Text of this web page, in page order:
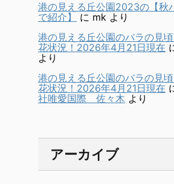
港の見える丘公園2023の【秋
で紹介】
に mk より
港の見える丘公園のバラの見
花状況！2026年4月21日現在
より
港の見える丘公園のバラの見
花状況！2026年4月21日現在
社唯愛国際 佐々木 より
アーカイブ